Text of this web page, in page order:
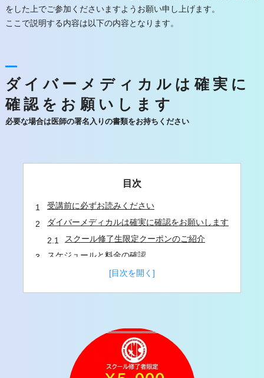
をした上でご参加くださいますようお願い申し上げます。
ここで説明する内容は以下の内容となります。
ダイバーメディカルは確実に
確認をお願いします
必要な場合は医師の署名入りの書類をお持ちください
目次
受講前に必ずお読みください
ダイバーメディカルは確実に確認をお願いします
スクール修了生限定クーポンのご紹介
スケジュールと料金の確認
3日間コースのスケジュール
教材受講の場合の自習について
プール講習に関して
講習中の撮影に関して